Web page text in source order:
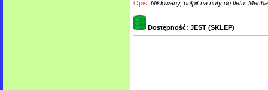
Opis: Niklowany, pulpit na nuty do fletu.
Dostępność: JEST (SKLEP)